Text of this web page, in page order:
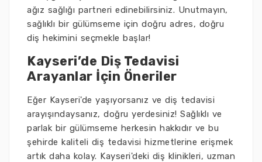
ağız sağlığı partneri edinebilirsiniz. Unutmayın,
sağlıklı bir gülümseme için doğru adres, doğru
diş hekimini seçmekle başlar!
Kayseri’de Diş Tedavisi
Arayanlar İçin Öneriler
Eğer Kayseri'de yaşıyorsanız ve diş tedavisi
arayışındaysanız, doğru yerdesiniz! Sağlıklı ve
parlak bir gülümseme herkesin hakkıdır ve bu
şehirde kaliteli diş tedavisi hizmetlerine erişmek
artık daha kolay. Kayseri'deki diş klinikleri, uzman